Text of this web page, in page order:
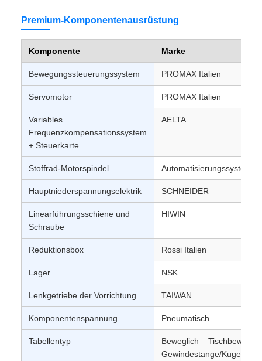
Premium-Komponentenausrüstung
Komponente Marke
Bewegungssteuerungssystem PROMAX Italien
Servomotor PROMAX Italien
Variables
Frequenzkompensationssystem
+ Steuerkarte
AELTA
Stoffrad-Motorspindel Automatisierungssystem
Hauptniederspannungselektrik SCHNEIDER
Linearführungsschiene und
Schraube
HIWIN
Reduktionsbox Rossi Italien
Lager NSK
Lenkgetriebe der Vorrichtung TAIWAN
Komponentenspannung Pneumatisch
Tabellentyp
Beweglich –
Gewindestange/